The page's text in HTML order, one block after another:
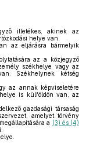
illetékes, akinek az
helye van.
az eljárásra bármelyik
az a közjegyző
székhelye vagy az
Székhelynek kétség
az annak képviseletére
is külföldön van, az
gazdasági társaság
amelyet törvény
a (3) és (4)